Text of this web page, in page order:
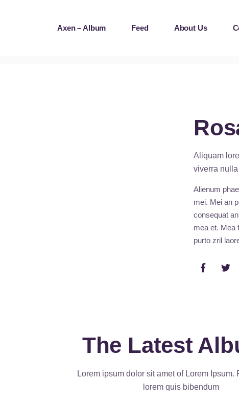
Axen – Album Feed About Us
Aliquam
viverra
Alienum
mei. Mei an
consequat
mea et. Mea
purto zril
The Latest
Lorem ipsum dolor sit amet of Lorem Ipsum.
lorem quis bibendum